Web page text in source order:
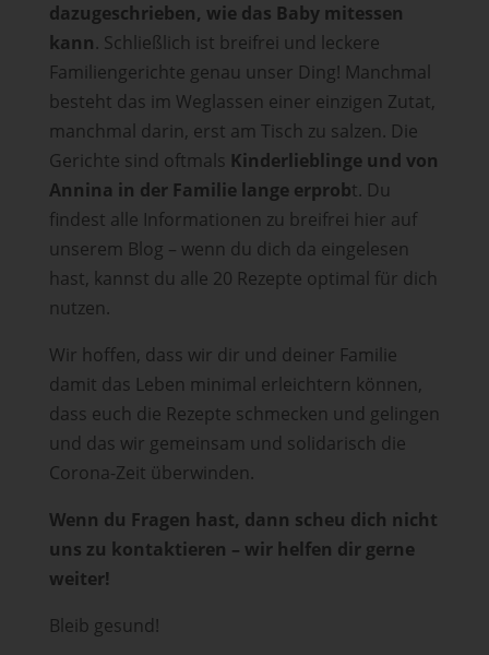
dazugeschrieben, wie das Baby mitessen
kann. Schließlich ist breifrei und leckere
Familiengerichte genau unser Ding! Manchmal
besteht das im Weglassen einer einzigen Zutat,
manchmal darin, erst am Tisch zu salzen. Die
Gerichte sind oftmals Kinderlieblinge und von
Annina in der Familie lange erprobt. Du
findest alle Informationen zu breifrei hier auf
unserem Blog – wenn du dich da eingelesen
hast, kannst du alle 20 Rezepte optimal für dich
nutzen.
Wir hoffen, dass wir dir und deiner Familie
damit das Leben minimal erleichtern können,
dass euch die Rezepte schmecken und gelingen
und das wir gemeinsam und solidarisch die
Corona-Zeit überwinden.
Wenn du Fragen hast, dann scheu dich nicht
uns zu kontaktieren – wir helfen dir gerne
weiter!
Bleib gesund!